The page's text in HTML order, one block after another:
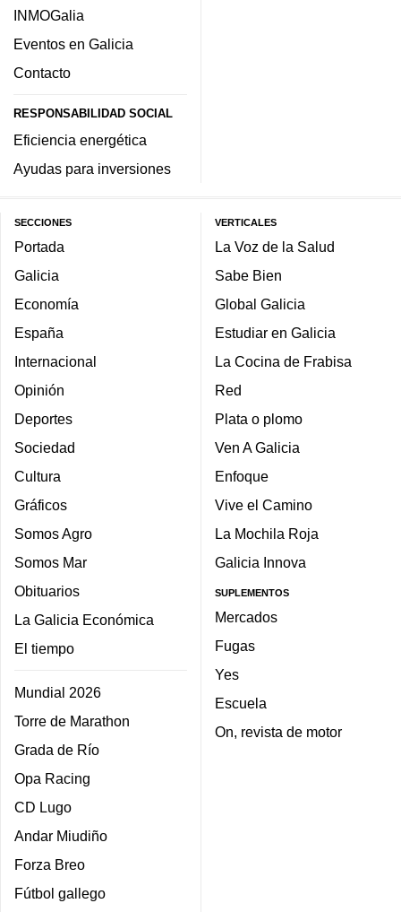
INMOGalia
Eventos en Galicia
Contacto
RESPONSABILIDAD SOCIAL
Eficiencia energética
Ayudas para inversiones
SECCIONES
Portada
Galicia
Economía
España
Internacional
Opinión
Deportes
Sociedad
Cultura
Gráficos
Somos Agro
Somos Mar
Obituarios
La Galicia Económica
El tiempo
Mundial 2026
Torre de Marathon
Grada de Río
Opa Racing
CD Lugo
Andar Miudiño
Forza Breo
Fútbol gallego
VERTICALES
La Voz de la Salud
Sabe Bien
Global Galicia
Estudiar en Galicia
La Cocina de Frabisa
Red
Plata o plomo
Ven A Galicia
Enfoque
Vive el Camino
La Mochila Roja
Galicia Innova
SUPLEMENTOS
Mercados
Fugas
Yes
Escuela
On, revista de motor